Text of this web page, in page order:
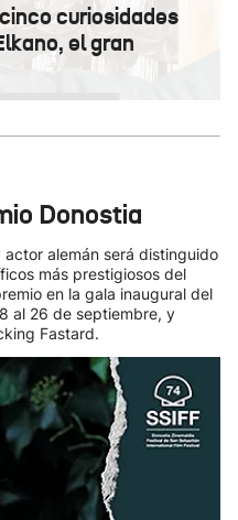
curiosidades
el gran
Donostia
alemán será distinguido
más prestigiosos del
en la gala inaugural del
al 26 de septiembre, y
Fastard.